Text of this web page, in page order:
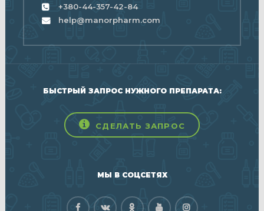
+380-44-357-42-84
help@manorpharm.com
БЫСТРЫЙ ЗАПРОС НУЖНОГО ПРЕПАРАТА:
СДЕЛАТЬ ЗАПРОС
МЫ В СОЦСЕТЯХ